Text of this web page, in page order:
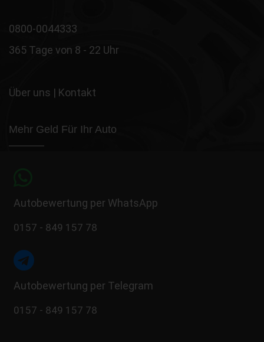
0800-0044333
365 Tage von 8 - 22 Uhr
Über uns | Kontakt
Mehr Geld Für Ihr Auto
Autobewertung per WhatsApp
0157 - 849 157 78
Autobewertung per Telegram
0157 - 849 157 78